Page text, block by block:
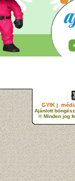
GYIK |
Ajánlott
© Minden jog